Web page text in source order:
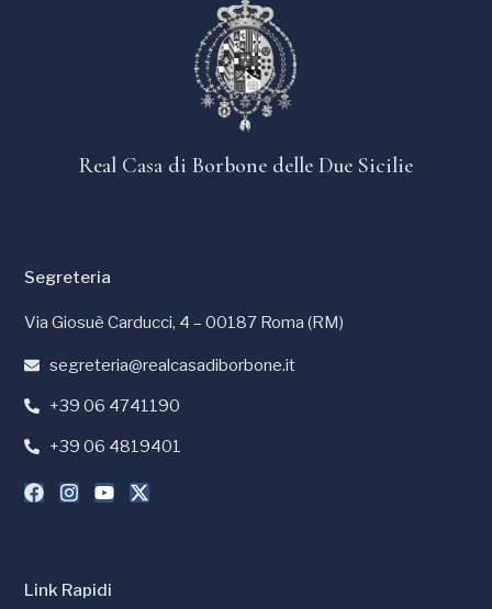
Real Casa di Borbone delle Due Sicilie
Link Rapidi
Segreteria
Via Giosuè Carducci, 4 – 00187 Roma (RM)
segreteria@realcasadiborbone.it
+39 06 4741190
+39 06 4819401